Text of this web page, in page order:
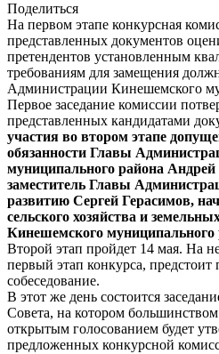
Поделиться
На первом этапе конкурсная
представленных документов
претендентов установленным
требованиям для замещения
Администрации Кинешемского
Первое заседание комиссии
представленных кандидатами
участия во втором этапе
обязанности Главы
муниципального района
заместитель Главы
развитию Сергей Герасимов,
сельского хозяйства и
Кинешемского муниципального
Второй этап пройдет 14 мая. На
первый этап конкурса,
собеседование.
В этот же день состоится
Совета, на котором большинством
открытым голосованием будет
предложенных конкурсной